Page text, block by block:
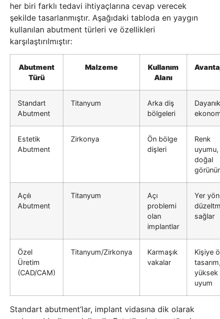
her biri farklı tedavi ihtiyaçlarına cevap verecek
şekilde tasarlanmıştır. Aşağıdaki tabloda en yaygın
kullanılan abutment türleri ve özellikleri
karşılaştırılmıştır:
Abutment
Türü
Malzeme
Kullanım
Alanı
Standart
Abutment
Titanyum
Arka diş
bölgeleri
Estetik
Abutment
Zirkonya
Ön bölge
dişleri
Renk
uyumu,
doğal
Açılı
Abutment
Titanyum
Açı
problemi
olan
implantlar
Yer
sağlar
Özel
Üretim
(CAD/CAM)
Titanyum/Zirkonya
Karmaşık
vakalar
Kişiye
yüksek
uyum
Standart abutment’lar, implant vidasına dik olarak